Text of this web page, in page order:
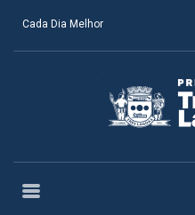
Cada Dia Melhor